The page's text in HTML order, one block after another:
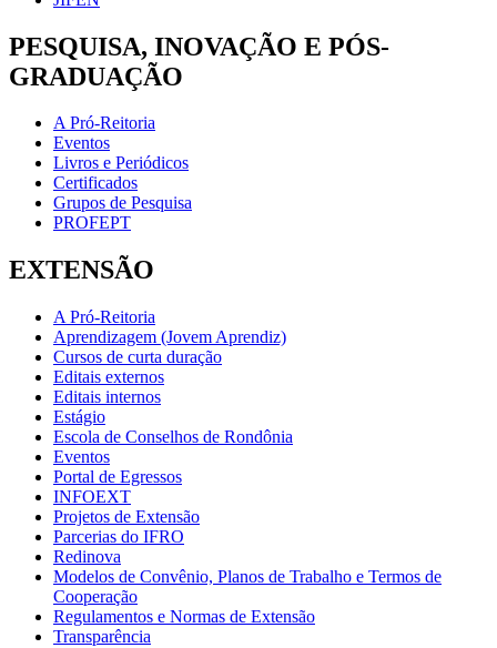
PESQUISA, INOVAÇÃO E PÓS-
GRADUAÇÃO
A Pró-Reitoria
Eventos
Livros e Periódicos
Certificados
Grupos de Pesquisa
PROFEPT
EXTENSÃO
A Pró-Reitoria
Aprendizagem (Jovem Aprendiz)
Cursos de curta duração
Editais externos
Editais internos
Estágio
Escola de Conselhos de Rondônia
Eventos
Portal de Egressos
INFOEXT
Projetos de Extensão
Parcerias do IFRO
Redinova
Modelos de Convênio, Planos de Trabalho e Termos de
Cooperação
Regulamentos e Normas de Extensão
Transparência